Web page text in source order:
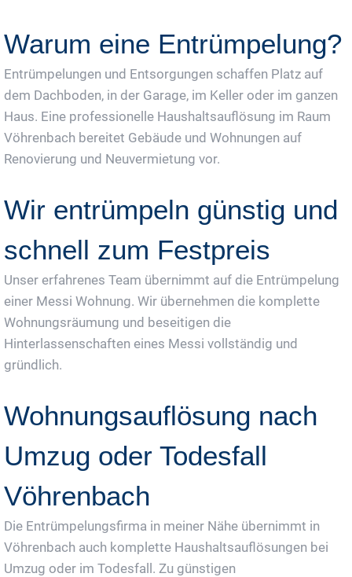
Warum eine Entrümpelung?
Entrümpelungen und Entsorgungen schaffen Platz auf
dem Dachboden, in der Garage, im Keller oder im ganzen
Haus. Eine professionelle Haushaltsauflösung im Raum
Vöhrenbach bereitet Gebäude und Wohnungen auf
Renovierung und Neuvermietung vor.
Wir entrümpeln günstig und
schnell zum Festpreis
Unser erfahrenes Team übernimmt auf die Entrümpelung
einer Messi Wohnung. Wir übernehmen die komplette
Wohnungsräumung und beseitigen die
Hinterlassenschaften eines Messi vollständig und
gründlich.
Wohnungsauflösung nach
Umzug oder Todesfall
Vöhrenbach
Die Entrümpelungsfirma in meiner Nähe übernimmt in
Vöhrenbach auch komplette Haushaltsauflösungen bei
Umzug oder im Todesfall. Zu günstigen